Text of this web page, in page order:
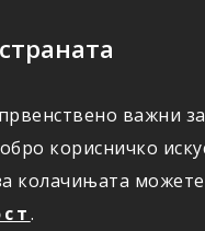
важни
корисничко
колачињата
.
ЗА НАС